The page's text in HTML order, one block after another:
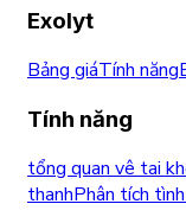
Exolyt
Bảng giáTính năng
Tính năng
tổng quan vê tai
thanhPhân tích